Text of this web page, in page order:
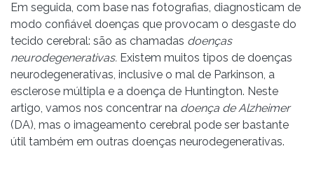
Em seguida, com base nas fotografias, diagnosticam de
modo confiável doenças que provocam o desgaste do
tecido cerebral: são as chamadas doenças
neurodegenerativas. Existem muitos tipos de doenças
neurodegenerativas, inclusive o mal de Parkinson, a
esclerose múltipla e a doença de Huntington. Neste
artigo, vamos nos concentrar na doença de Alzheimer
(DA), mas o imageamento cerebral pode ser bastante
útil também em outras doenças neurodegenerativas.